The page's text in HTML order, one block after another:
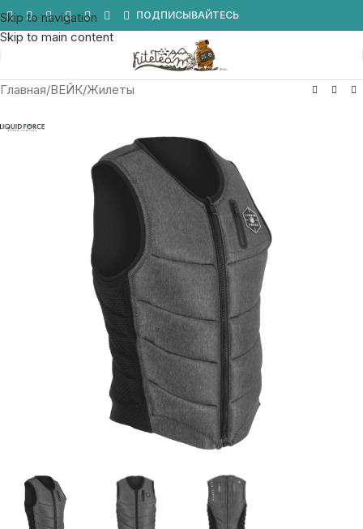
Skip to navigation
Skip to main content
ПОДПИСЫВАЙТЕСЬ
Главная/ВЕЙК/Жилеты